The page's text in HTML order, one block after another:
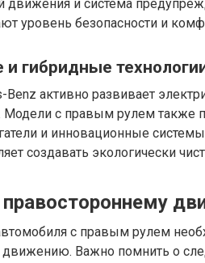
движения и система
уровень безопасности и
и гибридные
активно развивает
Модели с правым рулем
и инновационные
создавать экологически
с правым рулем
движению. Важно помнить о